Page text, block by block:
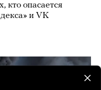
кто опасается
и VK